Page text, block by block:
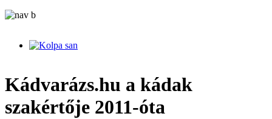
Kádvarázs.hu a kádak
szakértője 2011-óta